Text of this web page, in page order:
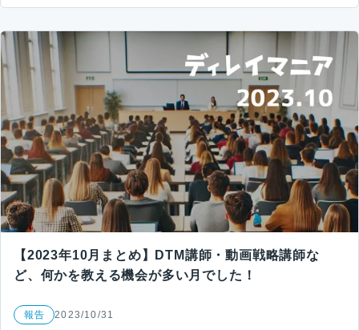
【2023年10月まとめ】DTM講師・動画戦略講師な
ど、何かを教える機会が多い月でした！
報告 2023/10/31